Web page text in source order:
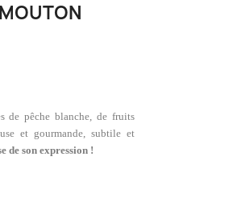
de pêche blanche, de fruits
et gourmande, subtile et
de son expression !